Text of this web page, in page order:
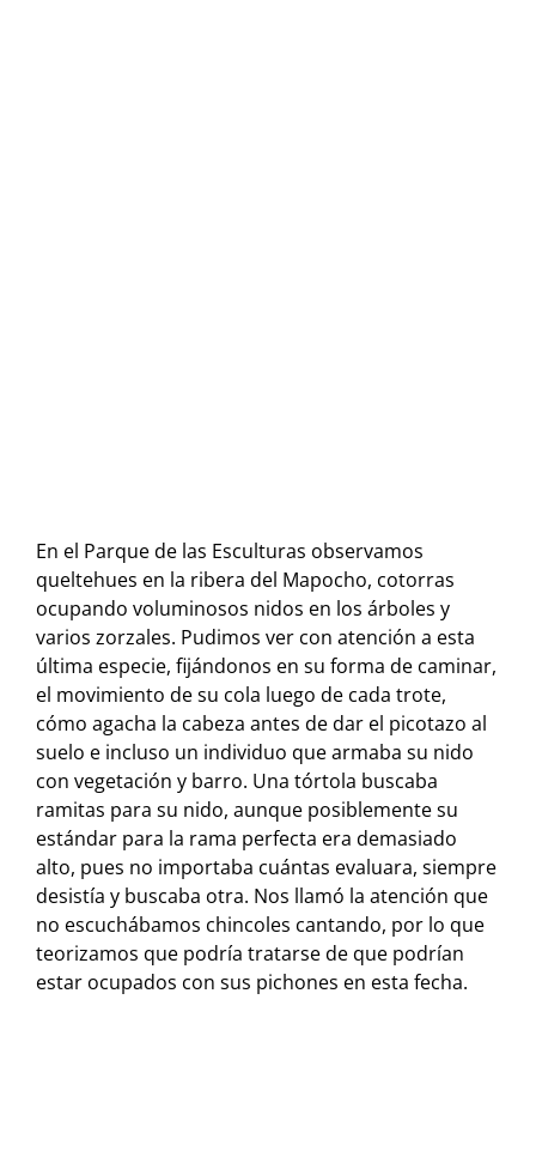
En el Parque de las Esculturas observamos
queltehues en la ribera del Mapocho, cotorras
ocupando voluminosos nidos en los árboles y
varios zorzales. Pudimos ver con atención a esta
última especie, fijándonos en su forma de caminar,
el movimiento de su cola luego de cada trote,
cómo agacha la cabeza antes de dar el picotazo al
suelo e incluso un individuo que armaba su nido
con vegetación y barro. Una tórtola buscaba
ramitas para su nido, aunque posiblemente su
estándar para la rama perfecta era demasiado
alto, pues no importaba cuántas evaluara, siempre
desistía y buscaba otra. Nos llamó la atención que
no escuchábamos chincoles cantando, por lo que
teorizamos que podría tratarse de que podrían
estar ocupados con sus pichones en esta fecha.